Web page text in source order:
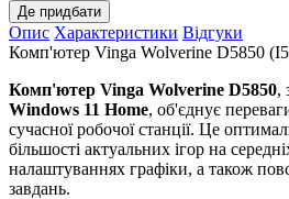
Де придбати
Опис Характеристики Відгуки
Комп'ютер Vinga Wolverine D5850
Комп'ютер Vinga Wolverine D5850,
Windows 11 Home, об'єднує
сучасної робочої станції. Це
більшості актуальних ігор на
налаштуваннях графіки, а також
завдань.